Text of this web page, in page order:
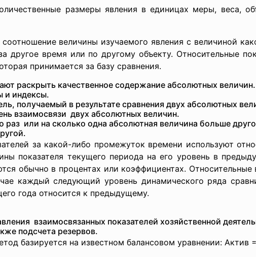
размеры явления в единицах меры, веса,
величины изучаемого явления с величиной
другое время или по другому объекту. Относительные
принимается за базу сравнения.
раскрыть качественное содержание абсолютных
и индексы.
получаемый в результате сравнения двух абсолютных
взаимосвязи двух абсолютных величин.
раз или на сколько одна абсолютная величина больше
за какой-либо промежуток времени используют
показателя текущего периода на его уровень в
обычно в процентах или коэффициентах.
каждый следующий уровень динамического ряда
года относится к предыдущему.
взаимосвязанных показателей хозяйственной
подсчета резервов.
базируется на известном балансовом уравнении: Актив